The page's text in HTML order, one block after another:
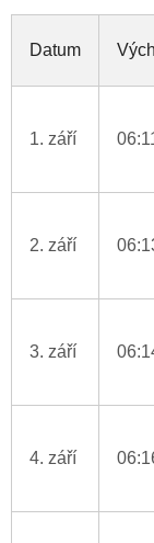
Datum
1. září
2. září
3. září
4. září